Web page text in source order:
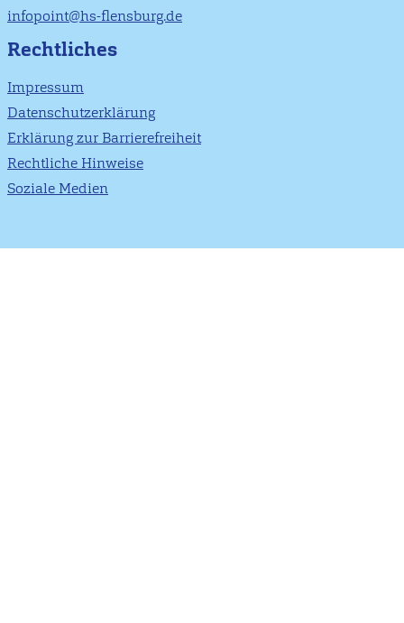
infopoint@hs-flensburg.de
Rechtliches
Impressum
Datenschutzerklärung
Erklärung zur Barrierefreiheit
Rechtliche Hinweise
Soziale Medien